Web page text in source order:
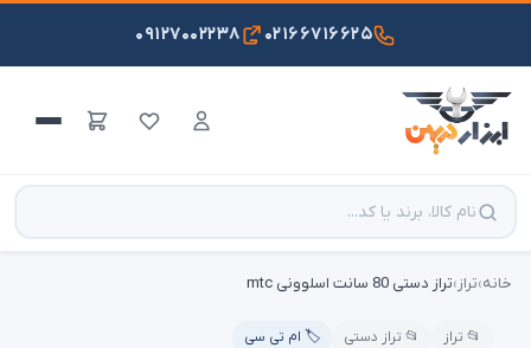
۰۲۱۶۶۷۱۶۶۲۵ ۰۹۱۲۷۰۰۲۲۳۸
خانه›تراز›تراز دستی 80 سانت اسلوونی mtc
📂 تراز 📂 تراز دستی 🏷️ ام تی سی